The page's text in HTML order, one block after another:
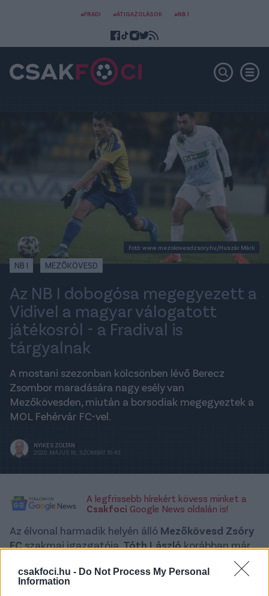
csakfoci.hu - Do Not Process My Personal
Information
#FRADI #ÁTIGAZOLÁSOK #NB I
Fotó: www.mezokovesdzsory.hu/Huszár Márk
NB I MEZŐKÖVESD
Az NB I dobogósa megegyezett a
Vidivel a magyar válogatott
játékosról - a Fradival is
tárgyalnak
A mostani szezonban kölcsönben lévő Berecz
Zsombor maradására nagy esély van
Mezőkövesden, miután a borsodiak megegyeztek a
MOL Fehérvár FC-vel.
NYIKES ZOLTÁN
2020. MÁJUS 16., SZOMBAT 16:43
A legfrissebb hírekért kövess minket a
Csakfoci Google News oldalán is!
Az élvonal harmadik helyén álló Mezőkövesd Zsóry
FCszakmai igazgatója,Tóth Lászlókorábban már
Berecz Zsombort
végleg megszereznék aMOL Fehérvár FC-től
, a
kövesdiek szakembere pedig ezúttal újabb